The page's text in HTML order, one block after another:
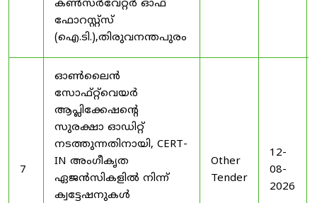
കൺസർവേറ്റർ ഓഫ്
ഫോറസ്റ്റ്സ്
(ഐ.ടി.),തിരുവനന്തപുരം
7
ഓൺലൈൻ
സോഫ്റ്റ്‌വെയർ
ആപ്ലിക്കേഷന്റെ
സുരക്ഷാ ഓഡിറ്റ്
നടത്തുന്നതിനായി, CERT-
IN അംഗീകൃത
ഏജൻസികളിൽ നിന്ന്
ക്വട്ടേഷനുകൾ
Other
Tender
12-
08-
2026